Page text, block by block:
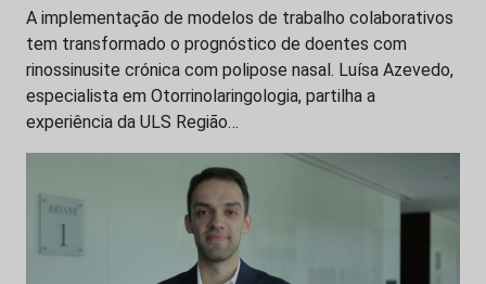
A implementação de modelos de trabalho colaborativos
tem transformado o prognóstico de doentes com
rinossinusite crónica com polipose nasal. Luísa Azevedo,
especialista em Otorrinolaringologia, partilha a
experiência da ULS Região…